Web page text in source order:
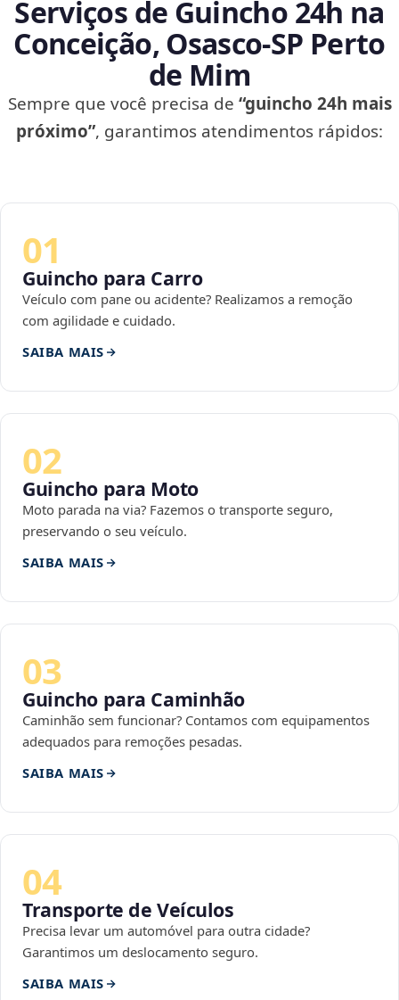
Serviços de Guincho 24h na
Conceição, Osasco‑SP Perto
de Mim
Sempre que você precisa de “guincho 24h mais
próximo”, garantimos atendimentos rápidos:
01
Guincho para Carro
Veículo com pane ou acidente? Realizamos a remoção
com agilidade e cuidado.
SAIBA MAIS
02
Guincho para Moto
Moto parada na via? Fazemos o transporte seguro,
preservando o seu veículo.
SAIBA MAIS
03
Guincho para Caminhão
Caminhão sem funcionar? Contamos com equipamentos
adequados para remoções pesadas.
SAIBA MAIS
04
Transporte de Veículos
Precisa levar um automóvel para outra cidade?
Garantimos um deslocamento seguro.
SAIBA MAIS